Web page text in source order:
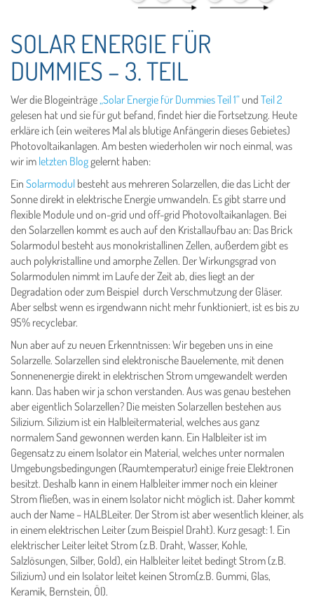
SOLAR ENERGIE FÜR
DUMMIES – 3. TEIL
Wer die Blogeinträge „Solar Energie für Dummies Teil 1“ und Teil 2
gelesen hat und sie für gut befand, findet hier die Fortsetzung. Heute
erkläre ich (ein weiteres Mal als blutige Anfängerin dieses Gebietes)
Photovoltaikanlagen. Am besten wiederholen wir noch einmal, was
wir im letzten Bloggelernt haben:
Ein Solarmodul besteht aus mehreren Solarzellen, die das Licht der
Sonne direkt in elektrische Energie umwandeln. Es gibt starre und
flexible Module und on-grid und off-grid Photovoltaikanlagen. Bei
den Solarzellen kommt es auch auf den Kristallaufbau an: Das Brick
Solarmodul besteht aus monokristallinen Zellen, außerdem gibt es
auch polykristalline und amorphe Zellen. Der Wirkungsgrad von
Solarmodulen nimmt im Laufe der Zeit ab, dies liegt an der
Degradation oder zum Beispiel durch Verschmutzung der Gläser.
Aber selbst wenn es irgendwann nicht mehr funktioniert, ist es bis zu
95% recyclebar.
Nun aber auf zu neuen Erkenntnissen: Wir begeben uns in eine
Solarzelle. Solarzellen sind elektronische Bauelemente, mit denen
Sonnenenergie direkt in elektrischen Strom umgewandelt werden
kann. Das haben wir ja schon verstanden. Aus was genau bestehen
aber eigentlich Solarzellen? Die meisten Solarzellen bestehen aus
Silizium. Silizium ist ein Halbleitermaterial, welches aus ganz
normalem Sand gewonnen werden kann. Ein Halbleiter ist im
Gegensatz zu einem Isolator ein Material, welches unter normalen
Umgebungsbedingungen (Raumtemperatur) einige freie Elektronen
besitzt. Deshalb kann in einem Halbleiter immer noch ein kleiner
Strom fl­ießen, was in einem Isolator nicht möglich ist. Daher kommt
auch der Name – HALBLeiter. Der Strom ist aber wesentlich kleiner, als
in einem elektrischen Leiter (zum Beispiel Draht). Kurz gesagt: 1. Ein
elektrischer Leiter leitet Strom (z.B. Draht, Wasser, Kohle,
Salzlösungen, Silber, Gold), ein Halbleiter leitet bedingt Strom (z.B.
Silizium) und ein Isolator leitet keinen Strom(z.B. Gummi, Glas,
Keramik, Bernstein, Öl).